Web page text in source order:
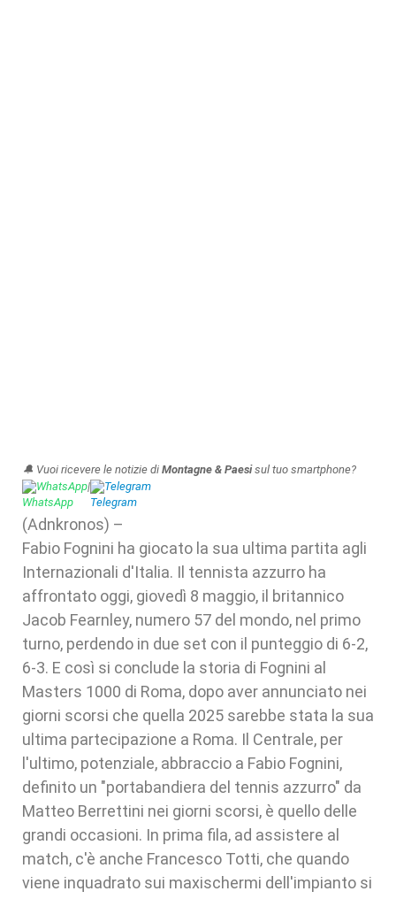
🔔 Vuoi ricevere le notizie di Montagne & Paesisul tuo smartphone?
WhatsApp| Telegram
(Adnkronos) –
Fabio Fognini ha giocato la sua ultima partita agli
Internazionali d'Italia. Il tennista azzurro ha
affrontato oggi, giovedì 8 maggio, il britannico
Jacob Fearnley, numero 57 del mondo, nel primo
turno, perdendo in due set con il punteggio di 6-2,
6-3. E così si conclude la storia di Fognini al
Masters 1000 di Roma, dopo aver annunciato nei
giorni scorsi che quella 2025 sarebbe stata la sua
ultima partecipazione a Roma. Il Centrale, per
l'ultimo, potenziale, abbraccio a Fabio Fognini,
definito un "portabandiera del tennis azzurro" da
Matteo Berrettini nei giorni scorsi, è quello delle
grandi occasioni. In prima fila, ad assistere al
match, c'è anche Francesco Totti, che quando
viene inquadrato sui maxischermi dell'impianto si